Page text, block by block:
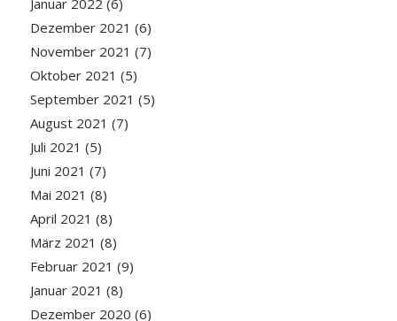
Dezember 2021 (6)
November 2021 (7)
Oktober 2021 (5)
September 2021 (5)
August 2021 (7)
Juli 2021 (5)
Juni 2021 (7)
Mai 2021 (8)
April 2021 (8)
März 2021 (8)
Februar 2021 (9)
Januar 2021 (8)
Dezember 2020 (6)